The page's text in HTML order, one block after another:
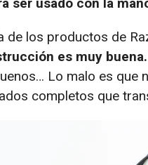
de los productos de
es muy buena.
Lo malo es que
completos que